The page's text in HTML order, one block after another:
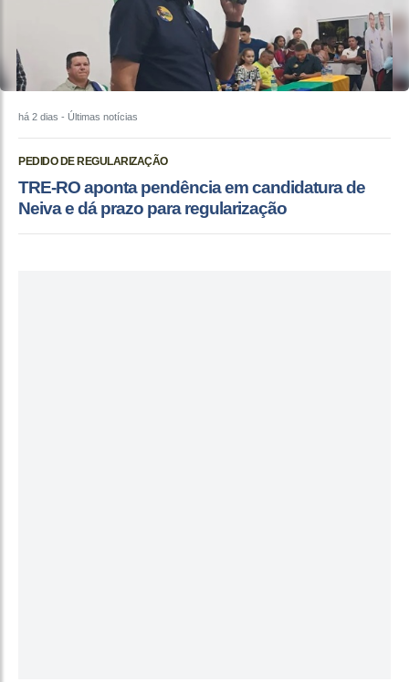
há 2 dias - Últimas notícias
PEDIDO DE REGULARIZAÇÃO
TRE-RO aponta pendência em candidatura de
Neiva e dá prazo para regularização